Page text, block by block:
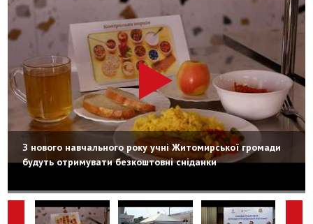
З нового навчального року учні Житомирської громади
будуть отримувати безкоштовні сніданки